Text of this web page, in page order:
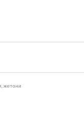
жетони